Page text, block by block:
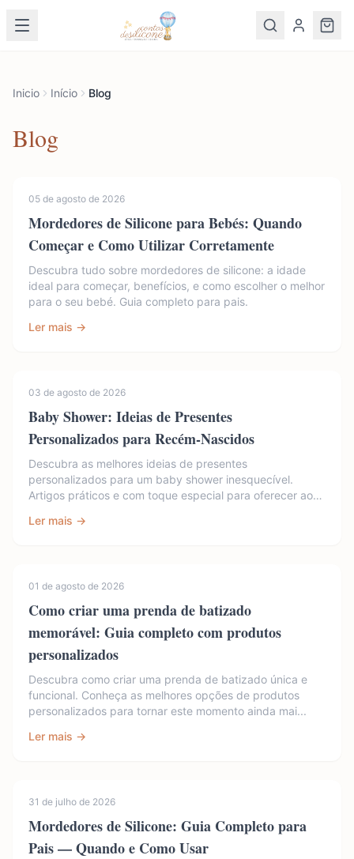
Inicio Início Blog
Blog
05 de agosto de 2026
Mordedores de Silicone para Bebés: Quando
Começar e Como Utilizar Corretamente
Descubra tudo sobre mordedores de silicone: a idade
ideal para começar, benefícios, e como escolher o melhor
para o seu bebé. Guia completo para pais.
Ler mais →
03 de agosto de 2026
Baby Shower: Ideias de Presentes
Personalizados para Recém-Nascidos
Descubra as melhores ideias de presentes
personalizados para um baby shower inesquecível.
Artigos práticos e com toque especial para oferecer aos
Ler mais →
01 de agosto de 2026
Como criar uma prenda de batizado
memorável: Guia completo com produtos
personalizados
Descubra como criar uma prenda de batizado única e
funcional. Conheça as melhores opções de produtos
personalizados para tornar este momento ainda mai...
Ler mais →
31 de julho de 2026
Mordedores de Silicone: Guia Completo para
Pais — Quando e Como Usar